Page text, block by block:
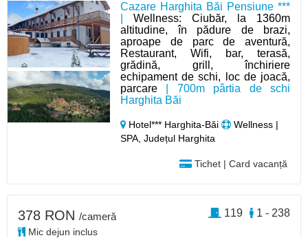
Cazare Harghita Băi Pensiune ***
|Wellness: Ciubăr, la 1360m
altitudine, în pădure de brazi,
aproape de parc de aventură,
Restaurant, Wifi, bar, terasă,
grădină, grill, închiriere
echipament de schi, loc de joacă,
parcare | 700m pârtia de schi
Harghita Băi
Hotel*** Harghita-Băi
Wellness |
SPA, Județul Harghita
Tichet | Card vacanță
378 RON /cameră
Mic dejun inclus
1 - 238
119